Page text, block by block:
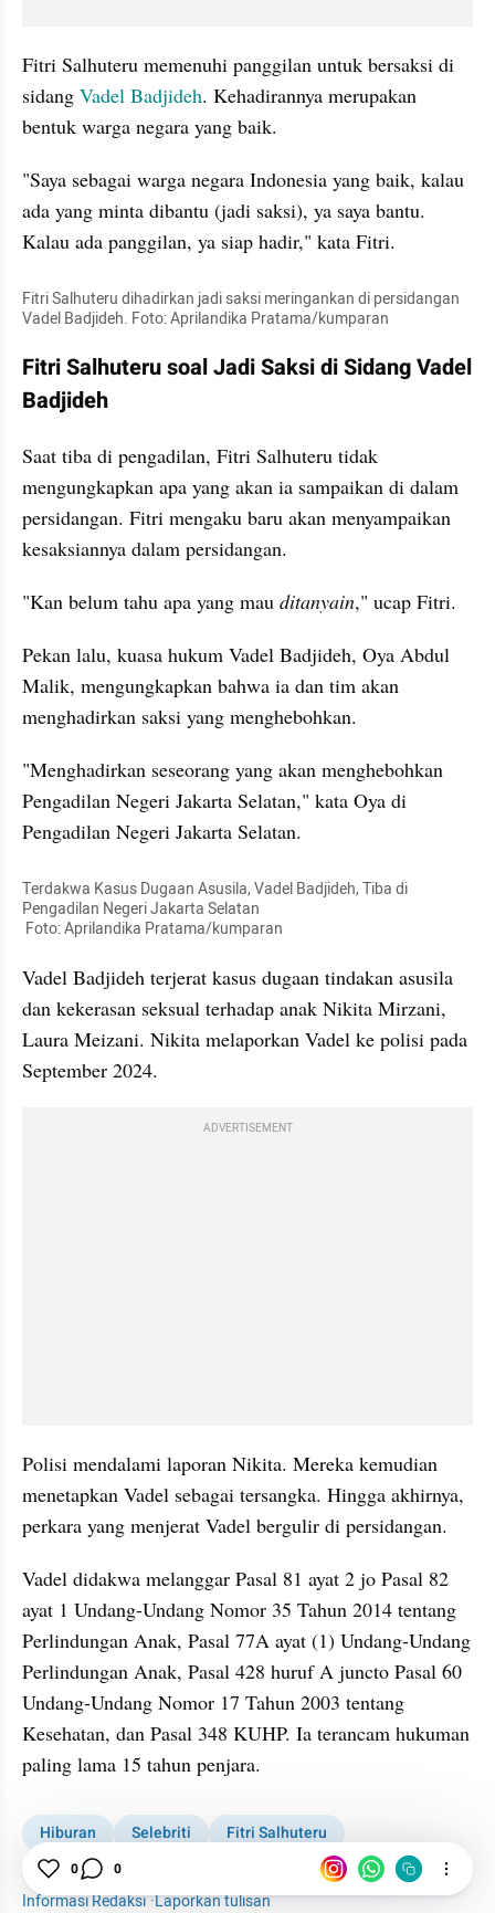
Fitri Salhuteru memenuhi panggilan untuk bersaksi di
sidang Vadel Badjideh. Kehadirannya merupakan
bentuk warga negara yang baik.
"Saya sebagai warga negara Indonesia yang baik, kalau
ada yang minta dibantu (jadi saksi), ya saya bantu.
Kalau ada panggilan, ya siap hadir," kata Fitri.
Fitri Salhuteru dihadirkan jadi saksi meringankan di persidangan
Vadel Badjideh. Foto: Aprilandika Pratama/kumparan
Fitri Salhuteru soal Jadi Saksi di Sidang Vadel
Badjideh
Saat tiba di pengadilan, Fitri Salhuteru tidak
mengungkapkan apa yang akan ia sampaikan di dalam
persidangan. Fitri mengaku baru akan menyampaikan
kesaksiannya dalam persidangan.
"Kan belum tahu apa yang mau ditanyain," ucap Fitri.
Pekan lalu, kuasa hukum Vadel Badjideh, Oya Abdul
Malik, mengungkapkan bahwa ia dan tim akan
menghadirkan saksi yang menghebohkan.
"Menghadirkan seseorang yang akan menghebohkan
Pengadilan Negeri Jakarta Selatan," kata Oya di
Pengadilan Negeri Jakarta Selatan.
Terdakwa Kasus Dugaan Asusila, Vadel Badjideh, Tiba di
Pengadilan Negeri Jakarta Selatan
Foto: Aprilandika Pratama/kumparan
Vadel Badjideh terjerat kasus dugaan tindakan asusila
dan kekerasan seksual terhadap anak Nikita Mirzani,
Laura Meizani. Nikita melaporkan Vadel ke polisi pada
September 2024.
ADVERTISEMENT
Polisi mendalami laporan Nikita. Mereka kemudian
menetapkan Vadel sebagai tersangka. Hingga akhirnya,
perkara yang menjerat Vadel bergulir di persidangan.
Vadel didakwa melanggar Pasal 81 ayat 2 jo Pasal 82
ayat 1 Undang-Undang Nomor 35 Tahun 2014 tentang
Perlindungan Anak, Pasal 77A ayat (1) Undang-Undang
Perlindungan Anak, Pasal 428 huruf A juncto Pasal 60
Undang-Undang Nomor 17 Tahun 2003 tentang
Kesehatan, dan Pasal 348 KUHP. Ia terancam hukuman
paling lama 15 tahun penjara.
Hiburan Selebriti
Fitri Salhuteru
Vadel Badjideh
Informasi Redaksi·Laporkan tulisan
0 0